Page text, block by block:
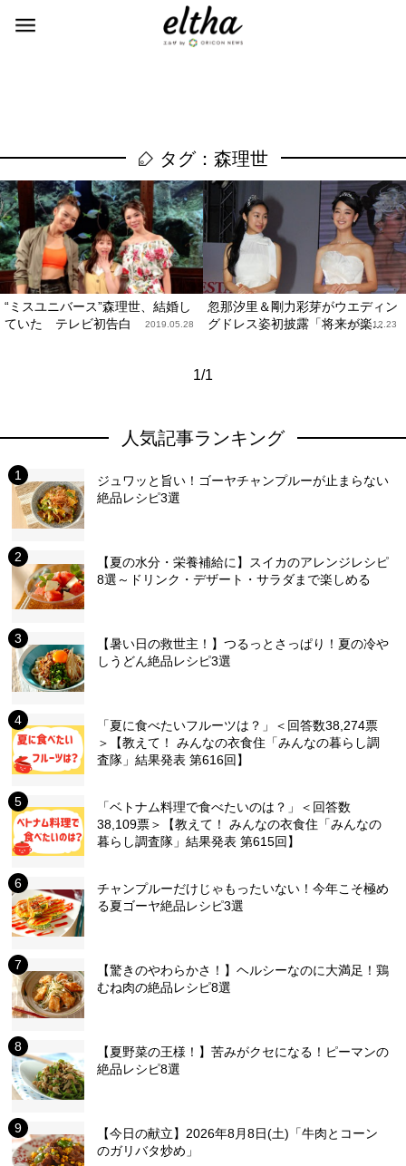
タグ：森理世
“ミスユニバース”森理世、結婚し
ていた テレビ初告白
2019.05.28
忽那汐里＆剛力彩芽がウエディン
グドレス姿初披露「将来が楽...
2011.12.23
1/1
人気記事ランキング
ジュワッと旨い！ゴーヤチャンプルーが止まらない
絶品レシピ3選
【夏の水分・栄養補給に】スイカのアレンジレシピ
8選～ドリンク・デザート・サラダまで楽しめる
【暑い日の救世主！】つるっとさっぱり！夏の冷や
しうどん絶品レシピ3選
「夏に食べたいフルーツは？」＜回答数38,274票
＞【教えて！ みんなの衣食住「みんなの暮らし調
査隊」結果発表 第616回】
「ベトナム料理で食べたいのは？」＜回答数
38,109票＞【教えて！ みんなの衣食住「みんなの
暮らし調査隊」結果発表 第615回】
チャンプルーだけじゃもったいない！今年こそ極め
る夏ゴーヤ絶品レシピ3選
【驚きのやわらかさ！】ヘルシーなのに大満足！鶏
むね肉の絶品レシピ8選
【夏野菜の王様！】苦みがクセになる！ピーマンの
絶品レシピ8選
【今日の献立】2026年8月8日(土)「牛肉とコーン
のガリバタ炒め」